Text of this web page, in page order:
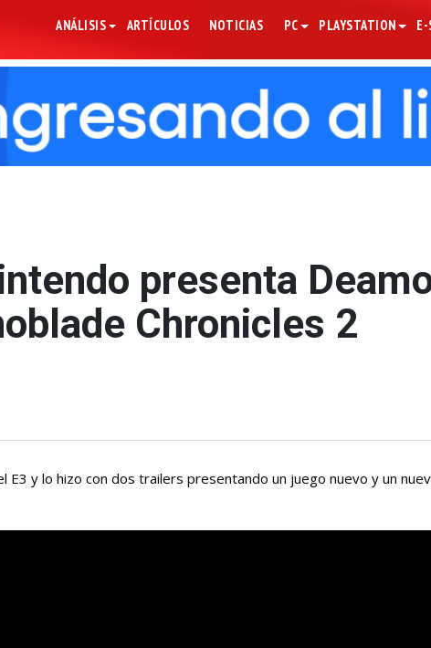
ANÁLISIS ARTÍCULOS NOTICIAS PC PLAYSTATION
presenta
Chronicles 2
E3 y lo hizo con dos trailers presentando un juego nuevo y un